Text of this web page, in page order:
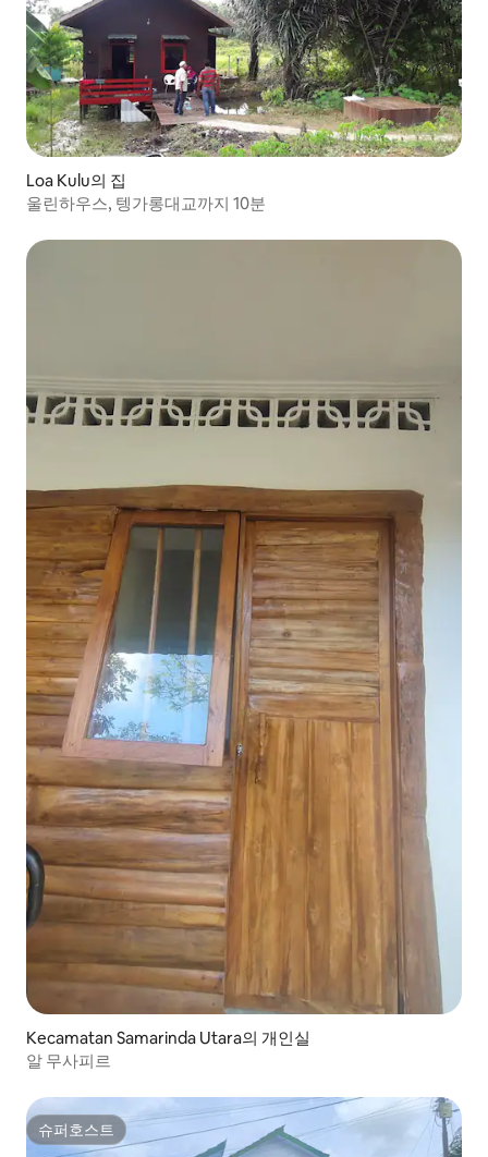
Loa Kulu의 집
울린하우스, 텡가롱대교까지 10분
Kecamatan Samarinda Utara의 개인실
알 무사피르
슈퍼호스트
슈퍼호스트